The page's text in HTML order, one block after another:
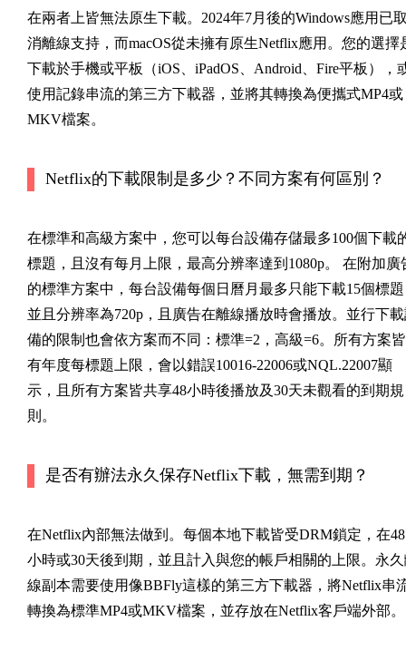
在兩者上皆無法原生下載。2024年7月後的Windows應用已
消離線支持，而macOS從未擁有原生Netflix應用。您的選擇
下載於手機或平板（iOS、iPadOS、Android、Fire平板），
使用記錄串流的第三方下載器，並將其轉換為便攜式MP4或
MKV檔案。
Netflix的下載限制是多少？不同方案有何區別？
在標準和高級方案中，您可以每台設備存儲最多100個下載
標題，且沒有每月上限，最高分辨率達到1080p。 在附加廣
的標準方案中，每台設備每個日曆月最多只能下載15個標
並且分辨率為720p，且廣告在離線播放時會播放。並行下
備的限制也會依方案而不同：標準=2，高級=6。所有方案皆
有年度每標題上限，會以錯誤10016-22006或NQL.22007顯
示，且所有方案皆共享48小時後播放及30天未觀看的到期規
則。
是否有辦法永久保存Netflix下載，無需到期？
在Netflix內部無法做到。每個本地下載皆受DRM鎖定，在48
小時或30天後到期，並且計入與您的帳戶相關的上限。永
線副本需要使用像BBFly這樣的第三方下載器，將Netflix串
轉換為標準MP4或MKV檔案，並存放在Netflix客戶端外部。